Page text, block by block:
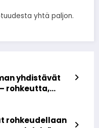
yhtä paljon.
yhdistävät
rohkeutta,
rohkeudellaan